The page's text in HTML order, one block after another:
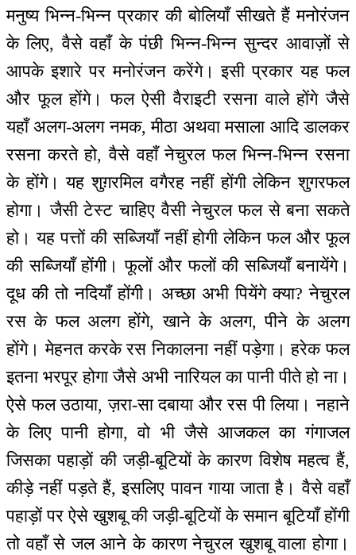
मनुष्य भिन्न-भिन्न प्रकार की बोलियाँ सीखते हैं मनोरंजन
के लिए, वैसे वहाँ के पंछी भिन्न-भिन्न सुन्दर आवाज़ों से
आपके इशारे पर मनोरंजन करेंगे। इसी प्रकार यह फल
और फूल होंगे। फल ऐसी वैराइटी रसना वाले होंगे जैसे
यहाँ अलग-अलग नमक, मीठा अथवा मसाला आदि डालकर
रसना करते हो, वैसे वहाँ नेचुरल फल भिन्न-भिन्न रसना
के होंगे। यह शुग़रमिल वगैरह नहीं होंगी लेकिन शुगरफल
होगा। जैसी टेस्ट चाहिए वैसी नेचुरल फल से बना सकते
हो। यह पत्तों की सब्जियाँ नहीं होगी लेकिन फल और फूल
की सब्जियाँ होंगी। फूलों और फलों की सब्जियाँ बनायेंगे।
दूध की तो नदियाँ होंगी। अच्छा अभी पियेंगे क्या? नेचुरल
रस के फल अलग होंगे, खाने के अलग, पीने के अलग
होंगे। मेहनत करके रस निकालना नहीं पड़ेगा। हरेक फल
इतना भरपूर होगा जैसे अभी नारियल का पानी पीते हो ना।
ऐसे फल उठाया, ज़रा-सा दबाया और रस पी लिया। नहाने
के लिए पानी होगा, वो भी जैसे आजकल का गंगाजल
जिसका पहाड़ों की जड़ी-बूटियों के कारण विशेष महत्व हैं,
कीड़े नहीं पड़ते हैं, इसलिए पावन गाया जाता है। वैसे वहाँ
पहाड़ों पर ऐसे खुशबू की जड़ी-बूटियों के समान बूटियाँ होंगी
तो वहाँ से जल आने के कारण नेचुरल खुशबू वाला होगा।